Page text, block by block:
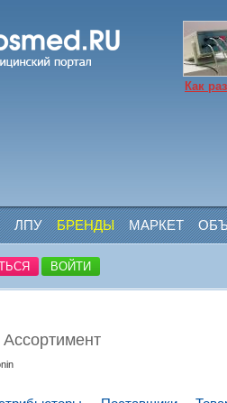
Как
ЛПУ БРЕНДЫ МАРКЕТ
ВОЙТИ